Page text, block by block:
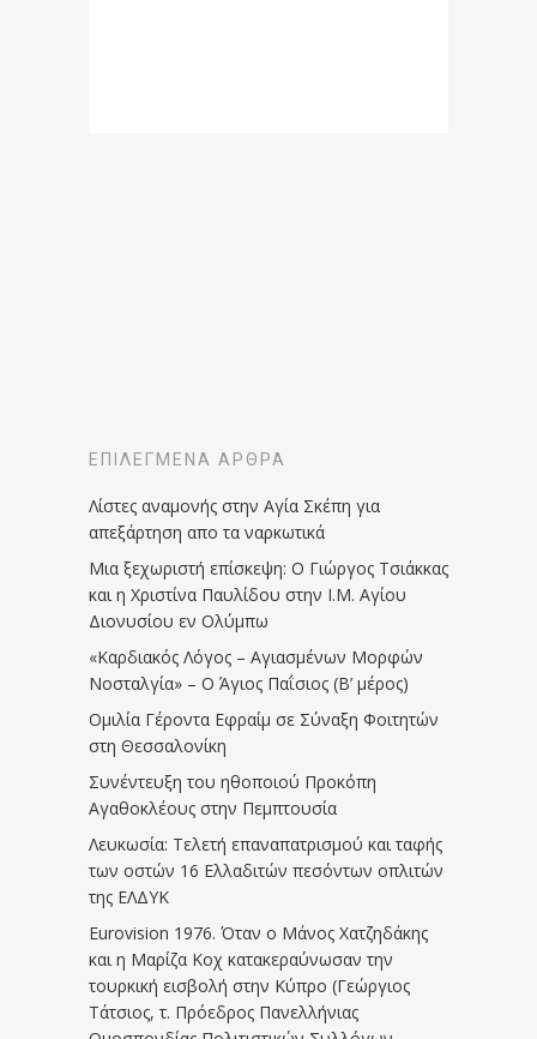
ΕΠΙΛΕΓΜΈΝΑ ΆΡΘΡΑ
Λίστες αναμονής στην Αγία Σκέπη για
απεξάρτηση απο τα ναρκωτικά
Μια ξεχωριστή επίσκεψη: Ο Γιώργος Τσιάκκας
και η Χριστίνα Παυλίδου στην Ι.Μ. Αγίου
Διονυσίου εν Ολύμπω
«Καρδιακός Λόγος – Αγιασμένων Μορφών
Νοσταλγία» – Ο Άγιος Παΐσιος (Β’ μέρος)
Ομιλία Γέροντα Εφραίμ σε Σύναξη Φοιτητών
στη Θεσσαλονίκη
Συνέντευξη του ηθοποιού Προκόπη
Αγαθοκλέους στην Πεμπτουσία
Λευκωσία: Τελετή επαναπατρισμού και ταφής
των οστών 16 Ελλαδιτών πεσόντων οπλιτών
της ΕΛΔΥΚ
Eurovision 1976. Όταν ο Μάνος Χατζηδάκης
και η Μαρίζα Κοχ κατακεραύνωσαν την
τουρκική εισβολή στην Κύπρο (Γεώργιος
Τάτσιος, τ. Πρόεδρος Πανελλήνιας